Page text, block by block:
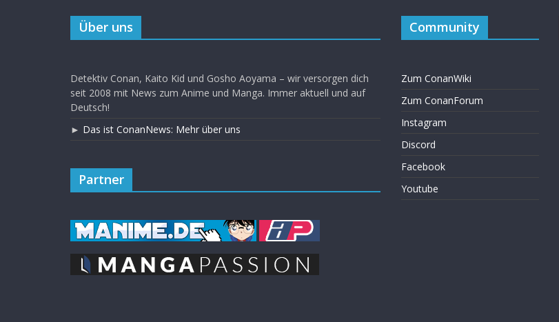
Über uns
Detektiv Conan, Kaito Kid und Gosho Aoyama – wir versorgen dich
seit 2008 mit News zum Anime und Manga. Immer aktuell und auf
Deutsch!
► Das ist ConanNews: Mehr über uns
Partner
Community
Zum ConanWiki
Zum ConanForum
Instagram
Discord
Facebook
Youtube